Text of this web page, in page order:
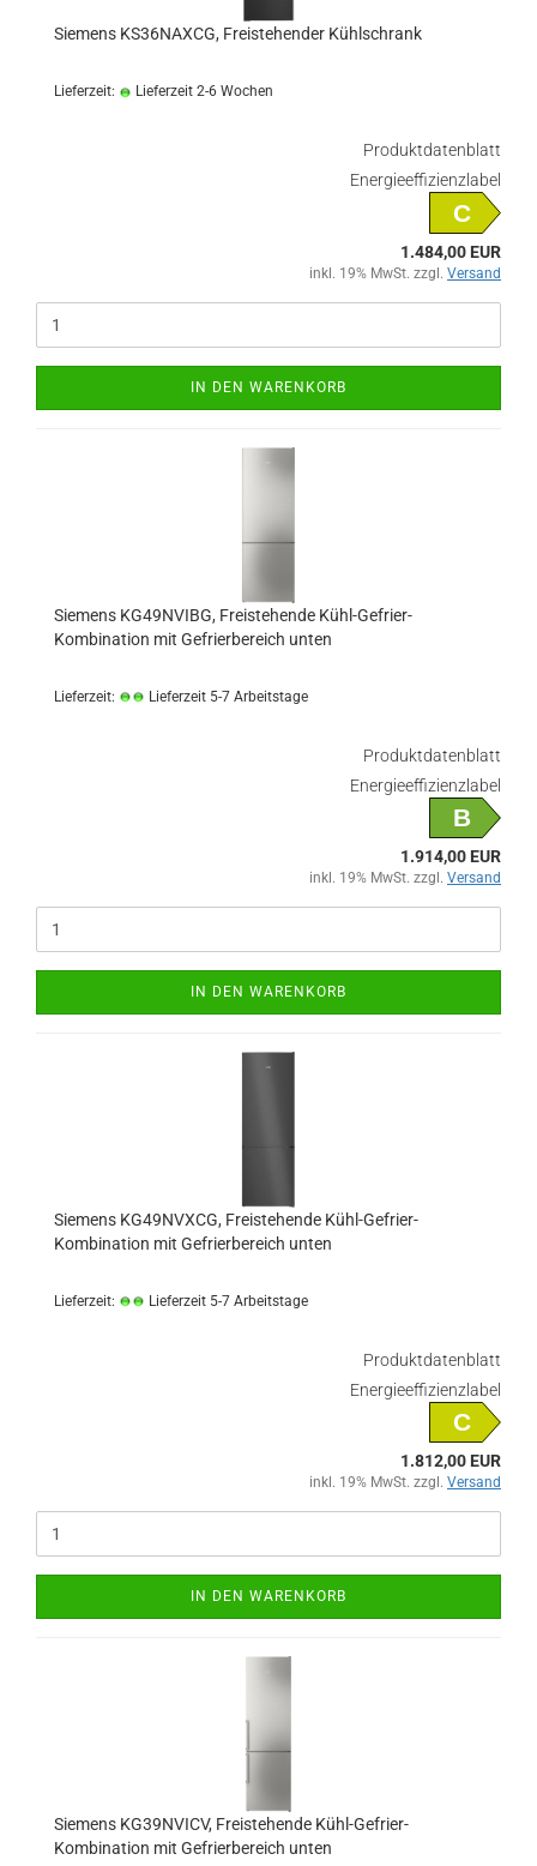
Siemens KS36NAXCG, Freistehender Kühlschrank
Lieferzeit: Lieferzeit 2-6 Wochen
Produktdatenblatt
Energieeffizienzlabel
C
1.484,00 EUR
inkl. 19% MwSt. zzgl. Versand
IN DEN WARENKORB
Siemens KG49NVIBG, Freistehende Kühl-Gefrier-
Kombination mit Gefrierbereich unten
Lieferzeit: Lieferzeit 5-7 Arbeitstage
Produktdatenblatt
Energieeffizienzlabel
B
1.914,00 EUR
inkl. 19% MwSt. zzgl. Versand
IN DEN WARENKORB
Siemens KG49NVXCG, Freistehende Kühl-Gefrier-
Kombination mit Gefrierbereich unten
Lieferzeit: Lieferzeit 5-7 Arbeitstage
Produktdatenblatt
Energieeffizienzlabel
C
1.812,00 EUR
inkl. 19% MwSt. zzgl. Versand
IN DEN WARENKORB
Siemens KG39NVICV, Freistehende Kühl-Gefrier-
Kombination mit Gefrierbereich unten